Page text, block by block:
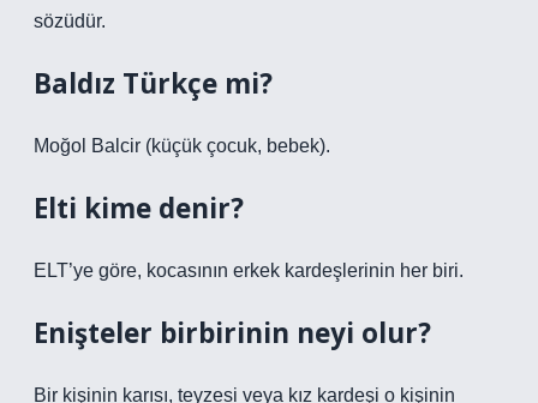
sözüdür.
Baldız Türkçe mi?
Moğol Balcir (küçük çocuk, bebek).
Elti kime denir?
ELT’ye göre, kocasının erkek kardeşlerinin her biri.
Enişteler birbirinin neyi olur?
Bir kişinin karısı, teyzesi veya kız kardeşi o kişinin